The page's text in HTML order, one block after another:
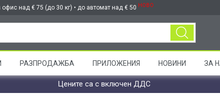
над € 75 (до 30 кг) • до автомат над € 50 НОВО
РАЗПРОДАЖБА ПРИЛОЖЕНИЯ НОВИНИ ЗА
Цените са с включен ДДС